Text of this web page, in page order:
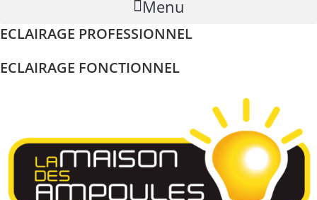
Menu
ECLAIRAGE PROFESSIONNEL
ECLAIRAGE FONCTIONNEL